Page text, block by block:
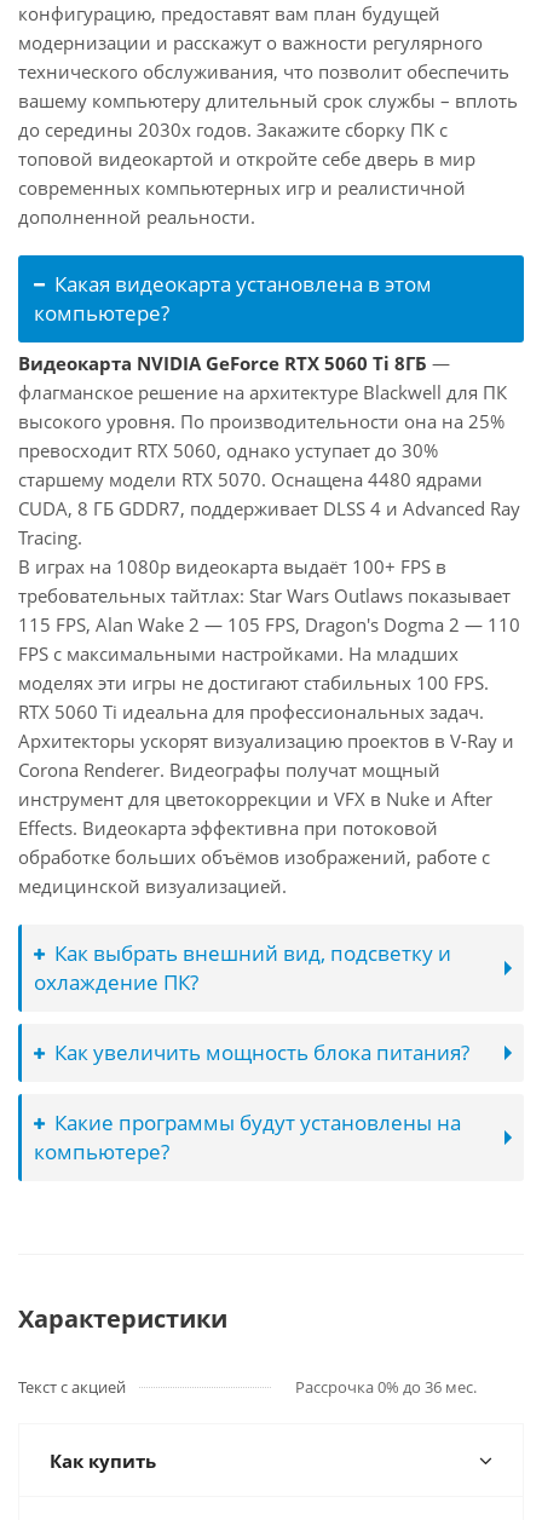
конфигурацию, предоставят вам план будущей
модернизации и расскажут о важности регулярного
технического обслуживания, что позволит обеспечить
вашему компьютеру длительный срок службы – вплоть
до середины 2030х годов. Закажите сборку ПК с
топовой видеокартой и откройте себе дверь в мир
современных компьютерных игр и реалистичной
дополненной реальности.
Какая видеокарта установлена в этом
компьютере?
Видеокарта NVIDIA GeForce RTX 5060 Ti 8ГБ —
флагманское решение на архитектуре Blackwell для ПК
высокого уровня. По производительности она на 25%
превосходит RTX 5060, однако уступает до 30%
старшему модели RTX 5070. Оснащена 4480 ядрами
CUDA, 8 ГБ GDDR7, поддерживает DLSS 4 и Advanced Ray
Tracing.
В играх на 1080p видеокарта выдаёт 100+ FPS в
требовательных тайтлах: Star Wars Outlaws показывает
115 FPS, Alan Wake 2 — 105 FPS, Dragon's Dogma 2 — 110
FPS с максимальными настройками. На младших
моделях эти игры не достигают стабильных 100 FPS.
RTX 5060 Ti идеальна для профессиональных задач.
Архитекторы ускорят визуализацию проектов в V-Ray и
Corona Renderer. Видеографы получат мощный
инструмент для цветокоррекции и VFX в Nuke и After
Effects. Видеокарта эффективна при потоковой
обработке больших объёмов изображений, работе с
медицинской визуализацией.
Как выбрать внешний вид, подсветку и
охлаждение ПК?
Как увеличить мощность блока питания?
Какие программы будут установлены на
компьютере?
Характеристики
Текст с акцией Рассрочка 0% до 36 мес.
Как купить